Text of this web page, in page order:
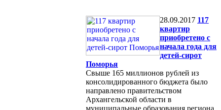
28.09.2017 117
квартир
приобретено c
начала года для
детей-сирот
Поморья
Свыше 165 миллионов рублей из
консолидированного бюджета было
направлено правительством
Архангельской области в
муниципальные образования региона